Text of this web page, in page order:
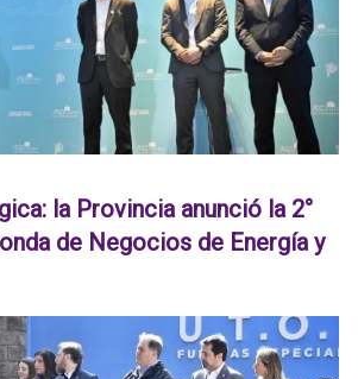
la Provincia anunció la 2°
de Negocios de Energía y